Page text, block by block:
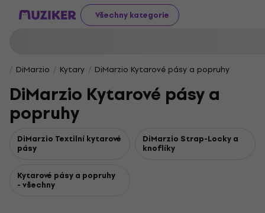
Všechny kategorie
DiMarzio Kytary DiMarzio Kytarové pásy a popruhy
DiMarzio Kytarové pásy a
popruhy
DiMarzio Textilní kytarové
pásy
DiMarzio Strap-Locky a
knoflíky
Kytarové pásy a popruhy
- všechny